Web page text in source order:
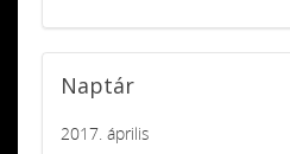
Naptár
2017. április